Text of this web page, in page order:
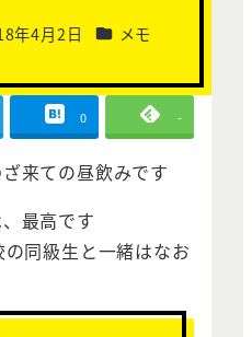
年4月2日 カテゴリー
メモ
0 -
来ての昼飲みです
最高です
同級生と一緒はなお